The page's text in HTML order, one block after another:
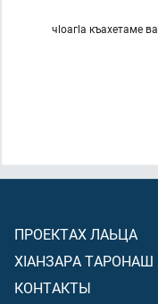
чlоагlа къахетаме ва
ПРОЕКТАХ ЛАЬЦА
ХIАНЗАРА ТАРОНАШ
КОНТАКТЫ